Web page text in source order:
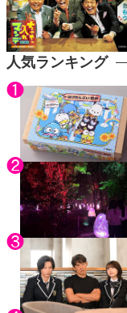
人気ランキング